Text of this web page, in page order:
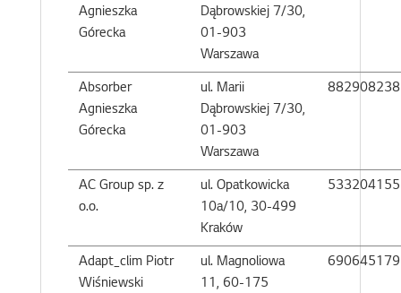
Agnieszka
Górecka
Dąbrowskiej 7/30,
01-903
Warszawa
Absorber
Agnieszka
Górecka
ul. Marii
Dąbrowskiej 7/30,
01-903
Warszawa
882908238
AC Group sp. z
o.o.
ul. Opatkowicka
10a/10, 30-499
Kraków
533204155
Adapt_clim Piotr
Wiśniewski
ul. Magnoliowa
11, 60-175
690645179